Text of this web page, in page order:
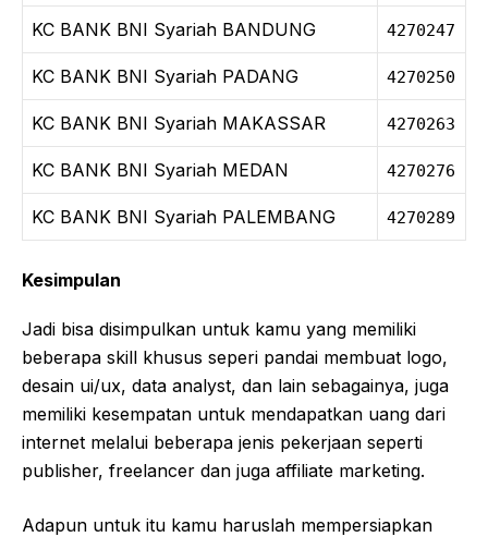
KC BANK BNI Syariah BANDUNG 4270247
KC BANK BNI Syariah PADANG 4270250
KC BANK BNI Syariah MAKASSAR 4270263
KC BANK BNI Syariah MEDAN 4270276
KC BANK BNI Syariah PALEMBANG 4270289
Kesimpulan
Jadi bisa disimpulkan untuk kamu yang memiliki
beberapa skill khusus seperi pandai membuat logo,
desain ui/ux, data analyst, dan lain sebagainya, juga
memiliki kesempatan untuk mendapatkan uang dari
internet melalui beberapa jenis pekerjaan seperti
publisher, freelancer dan juga affiliate marketing.
Adapun untuk itu kamu haruslah mempersiapkan